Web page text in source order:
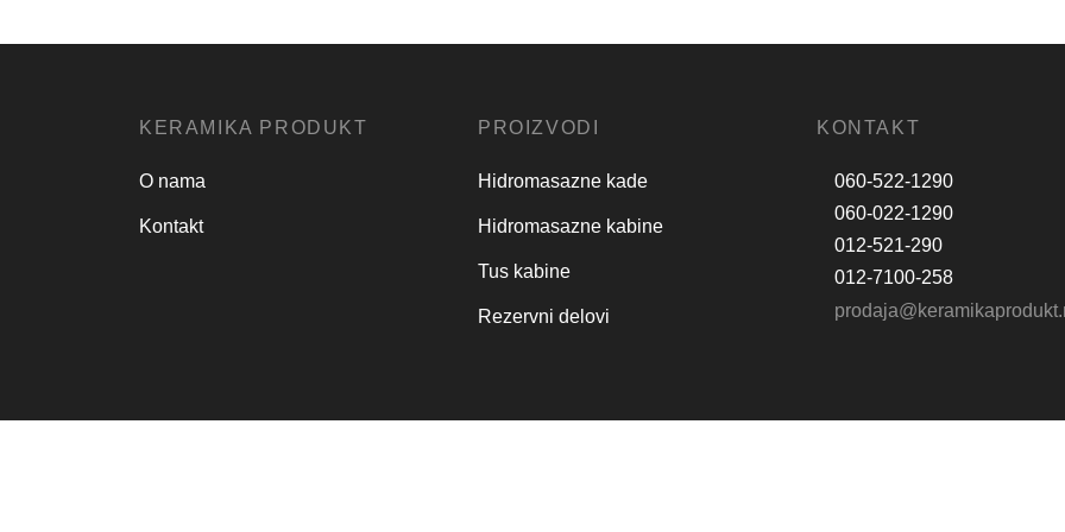
KERAMIKA PRODUKT
O nama
Kontakt
PROIZVODI
Hidromasazne kade
Hidromasazne kabine
Tus kabine
Rezervni delovi
KONTAKT
060-522-1290
060-022-1290
012-521-290
012-7100-258